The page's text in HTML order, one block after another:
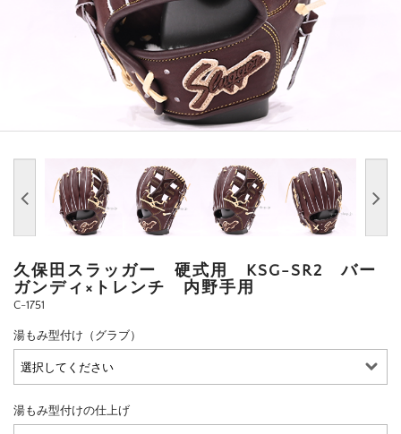
久保田スラッガー 硬式用 KSG-SR2 バー
ガンディ×トレンチ 内野手用
C-1751
湯もみ型付け（グラブ）
湯もみ型付けの仕上げ